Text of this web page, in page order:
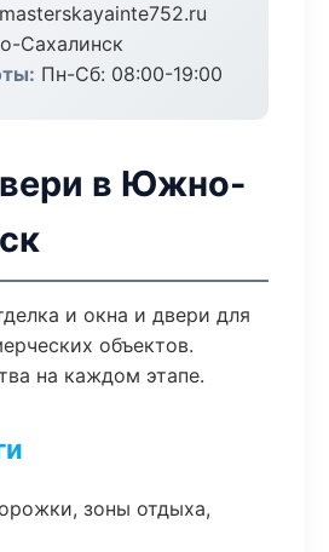
Сахалинск
Пн-Сб: 08:00-19:00
в Южно-
и окна и двери для
объектов.
на каждом этапе.
зоны отдыха,